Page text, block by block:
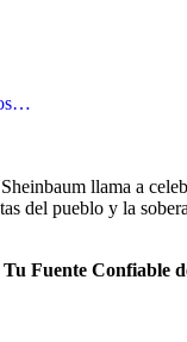
llama a
del pueblo y la
Tu Fuente Confiable